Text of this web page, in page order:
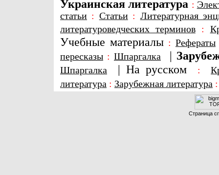
Украинская литература :
статьи : Статьи: Литературная
литературоведческих терминов:
Учебные материалы : Рефераты
пересказы : Шпаргалка |
Шпаргалка | На русском :
литература : Зарубежная литература
Страница